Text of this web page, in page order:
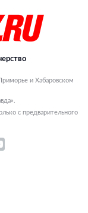
и Хабаровском
с предварительного